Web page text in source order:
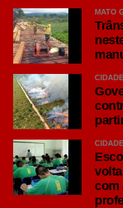
Grosso do Sul. E isso
de processos
fez isso sem
Rota Bioceânica e
desenvolvimento
da SES (Secretaria
Leia Também:
casos de Covid
dias Duas mortes
na última semana
Além de terem
MATO
com